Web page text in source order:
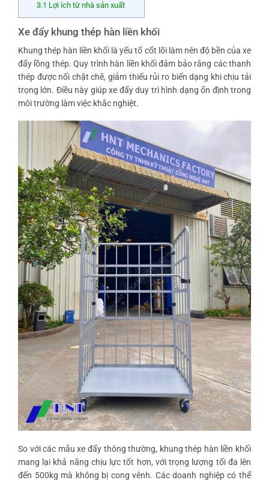
3.1 Lợi ích từ nhà sản xuất
Xe đẩy khung thép hàn liền khối
Khung thép hàn liền khối là yếu tố cốt lõi làm nên độ bền của xe
đẩy lồng thép. Quy trình hàn liền khối đảm bảo rằng các thanh
thép được nối chặt chẽ, giảm thiểu rủi ro biến dạng khi chịu tải
trọng lớn. Điều này giúp xe đẩy duy trì hình dạng ổn định trong
môi trường làm việc khắc nghiệt.
So với các mẫu xe đẩy thông thường, khung thép hàn liền khối
mang lại khả năng chịu lực tốt hơn, với trọng lượng tối đa lên
đến 500kg mà không bị cong vênh. Các doanh nghiệp có thể